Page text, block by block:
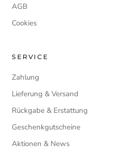
AGB
Cookies
SERVICE
Zahlung
Lieferung & Versand
Rückgabe & Erstattung
Geschenkgutscheine
Aktionen & News